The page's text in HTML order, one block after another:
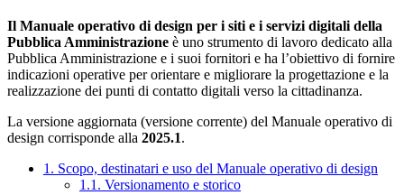
Il Manuale operativo di design per i siti e i servizi digitali della
Pubblica Amministrazione è uno strumento di lavoro dedicato alla
Pubblica Amministrazione e i suoi fornitori e ha l’obiettivo di fornire
indicazioni operative per orientare e migliorare la progettazione e la
realizzazione dei punti di contatto digitali verso la cittadinanza.
La versione aggiornata (versione corrente) del Manuale operativo di
design corrisponde alla 2025.1.
1. Scopo, destinatari e uso del Manuale operativo di design
1.1. Versionamento e storico